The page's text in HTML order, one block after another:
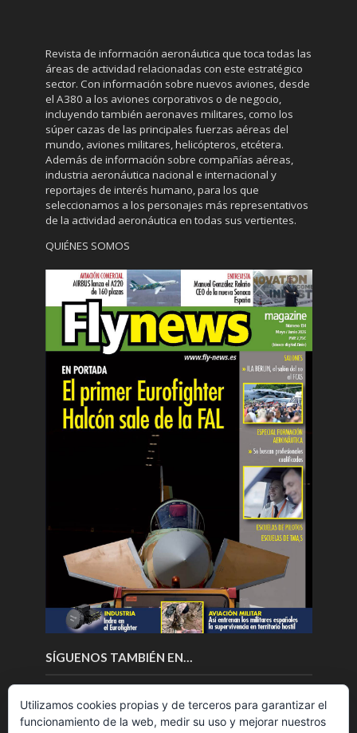
Revista de información aeronáutica que toca todas las
áreas de actividad relacionadas con este estratégico
sector. Con información sobre nuevos aviones, desde
el A380 a los aviones corporativos o de negocio,
incluyendo también aeronaves militares, como los
súper cazas de las principales fuerzas aéreas del
mundo, aviones militares, helicópteros, etcétera.
Además de información sobre compañías aéreas,
industria aeronáutica nacional e internacional y
reportajes de interés humano, para los que
seleccionamos a los personajes más representativos
de la actividad aeronáutica en todas sus vertientes.
QUIÉNES SOMOS
SÍGUENOS TAMBIÉN EN…
Utilizamos cookies propias y de terceros para garantizar el
funcionamiento de la web, medir su uso y mejorar nuestros